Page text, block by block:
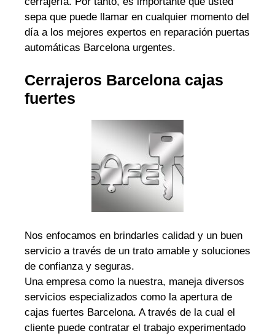
sepa que puede llamar en cualquier momento del
día a los mejores expertos en reparación puertas
automáticas Barcelona urgentes.
Cerrajeros Barcelona cajas
fuertes
Nos enfocamos en brindarles calidad y un buen
servicio a través de un trato amable y soluciones
de confianza y seguras.
Una empresa como la nuestra, maneja diversos
servicios especializados como la apertura de
cajas fuertes Barcelona. A través de la cual el
cliente puede contratar el trabajo experimentado